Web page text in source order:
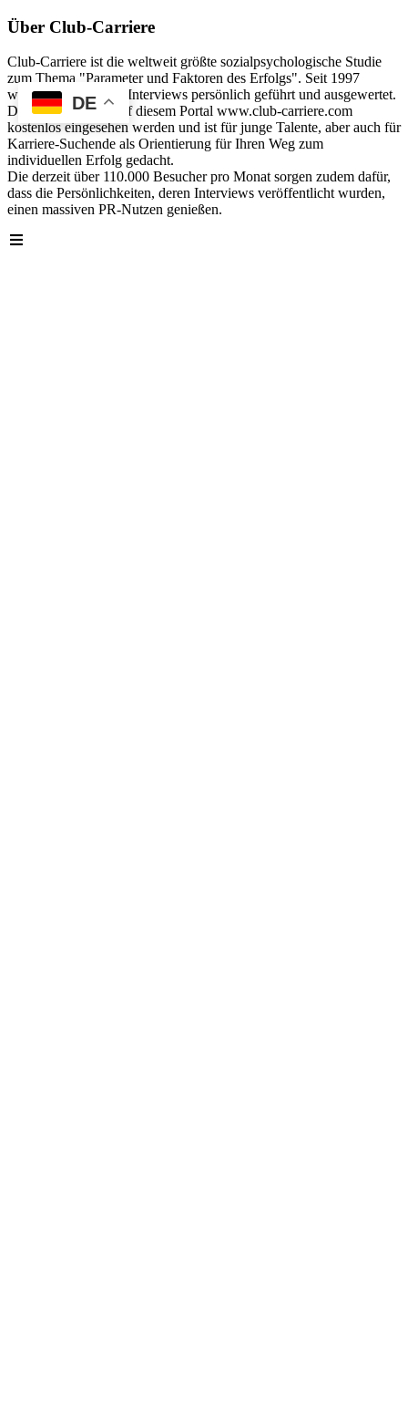
DE
Über Club-Carriere
Club-Carriere ist die weltweit größte sozialpsychologische Studie
zum Thema "Parameter und Faktoren des Erfolgs". Seit 1997
wurden über 40.000 Interviews persönlich geführt und ausgewertet.
Die Analyse kann auf diesem Portal www.club-carriere.com
kostenlos eingesehen werden und ist für junge Talente, aber auch für
Karriere-Suchende als Orientierung für Ihren Weg zum
individuellen Erfolg gedacht.
Die derzeit über 110.000 Besucher pro Monat sorgen zudem dafür,
dass die Persönlichkeiten, deren Interviews veröffentlicht wurden,
einen massiven PR-Nutzen genießen.